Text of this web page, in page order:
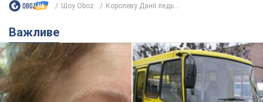
У Львові жінка спровокувала конфлікт,
розмовляючи російською мовою у маршрутці:
поліція склала адмінпротокол. Відео